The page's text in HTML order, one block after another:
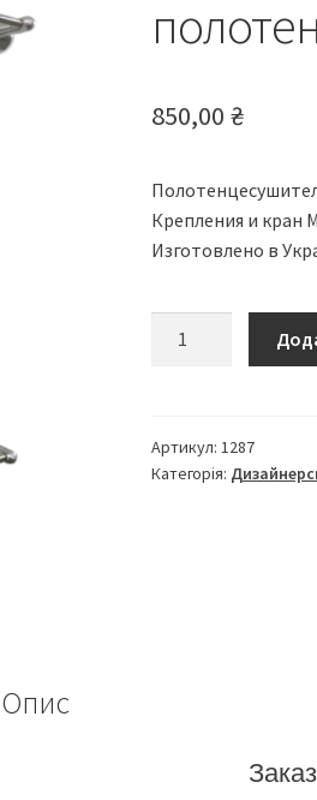
850,00 ₴
Крепления и кран
Изготовлено в
Артикул: 1287
Категорія:
Опис